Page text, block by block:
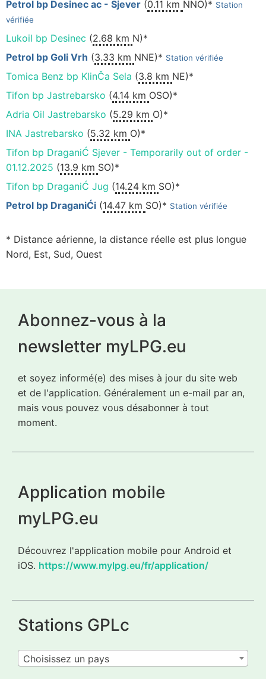
Petrol bp Desinec ac - Sjever (0.11 km NNO)* Station
vérifiée
Lukoil bp Desinec (2.68 km N)*
Petrol bp Goli Vrh (3.33 km NNE)* Station vérifiée
Tomica Benz bp KlinČa Sela (3.8 km NE)*
Tifon bp Jastrebarsko (4.14 km OSO)*
Adria Oil Jastrebarsko (5.29 km O)*
INA Jastrebarsko (5.32 km O)*
Tifon bp DraganiĆ Sjever - Temporarily out of order -
01.12.2025 (13.9 km SO)*
Tifon bp DraganiĆ Jug (14.24 km SO)*
Petrol bp DraganiĆi (14.47 km SO)* Station vérifiée
* Distance aérienne, la distance réelle est plus longue
Nord, Est, Sud, Ouest
Abonnez-vous à la
newsletter myLPG.eu
et soyez informé(e) des mises à jour du site web
et de l'application. Généralement un e-mail par an,
mais vous pouvez vous désabonner à tout
moment.
Application mobile
myLPG.eu
Découvrez l'application mobile pour Android et
iOS. https://www.mylpg.eu/fr/application/
Stations GPLc
Choisissez un pays